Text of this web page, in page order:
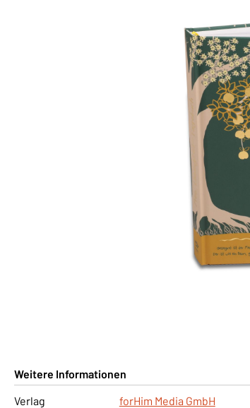
Weitere Informationen
Verlag
forHim Media GmbH